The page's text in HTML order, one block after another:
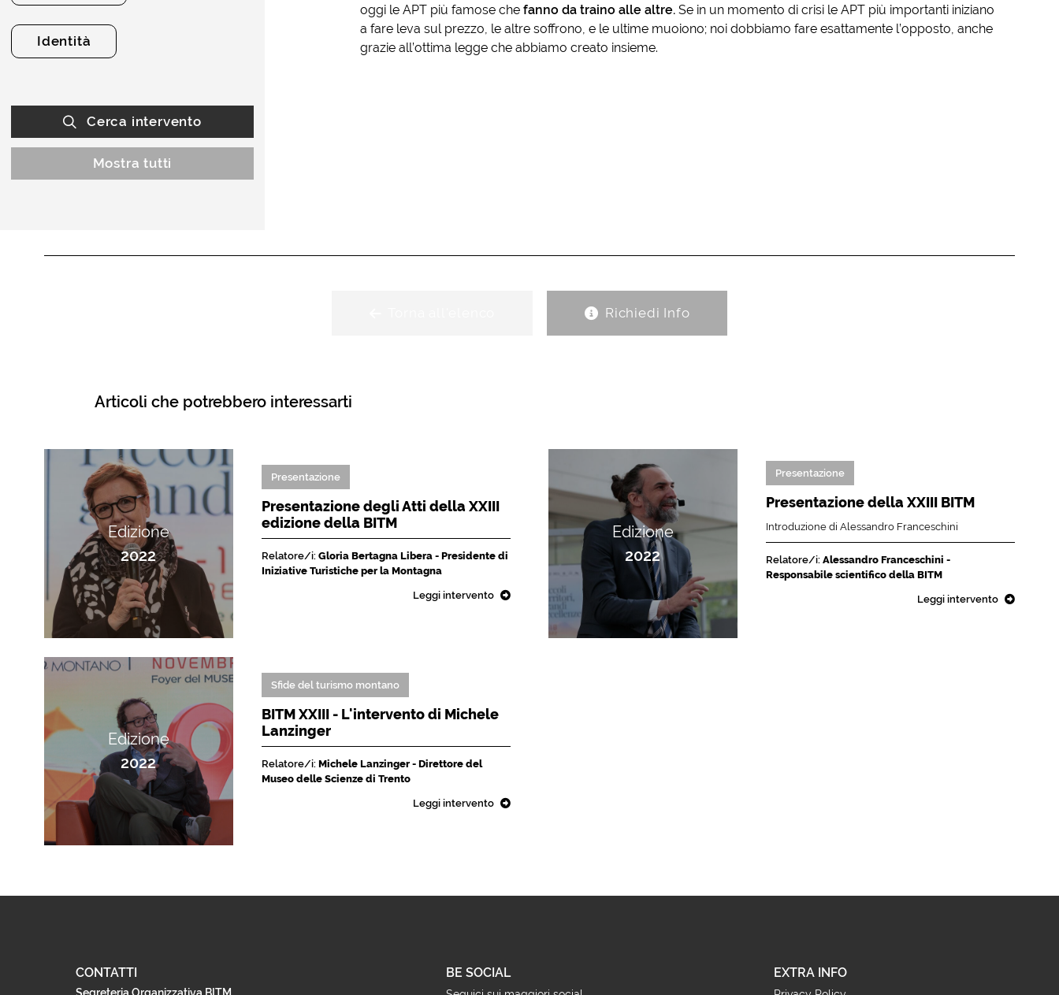
Identità
Cerca intervento
Mostra tutti
oggi le APT più famose chefanno da traino alle altre.Se in un momento di crisi le APT più importanti iniziano
a fare leva sul prezzo, le altre soffrono, e le ultime muoiono; noi dobbiamo fare esattamente l’opposto, anche
grazie all’ottima legge che abbiamo creato insieme.
Richiedi Info
Articoli che potrebbero interessarti
Edizione
2022
Presentazione
Presentazione degli Atti della XXIII
edizione della BITM
Relatore/i: Gloria Bertagna Libera - Presidente di
Iniziative Turistiche per la Montagna
Leggi intervento
Edizione
2022
Presentazione
Presentazione della XXIII BITM
Introduzione di Alessandro Franceschini
Relatore/i: Alessandro Franceschini -
Responsabile scientifico della BITM
Leggi intervento
Edizione
2022
Sfide del turismo montano
BITM XXIII - L'intervento di Michele
Lanzinger
Relatore/i: Michele Lanzinger - Direttore del
Museo delle Scienze di Trento
Leggi intervento
CONTATTI BE SOCIAL EXTRA INFO